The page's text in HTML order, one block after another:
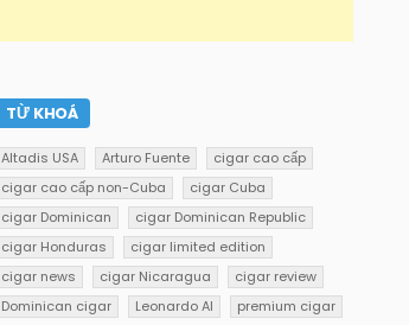
TỪ KHOÁ
Altadis USA Arturo Fuente
cigar cao cấp
cigar cao cấp non-Cuba
cigar Cuba
cigar Dominican
cigar Dominican Republic
cigar Honduras
cigar limited edition
cigar news
cigar Nicaragua
cigar review
Dominican cigar
Leonardo AI
premium cigar